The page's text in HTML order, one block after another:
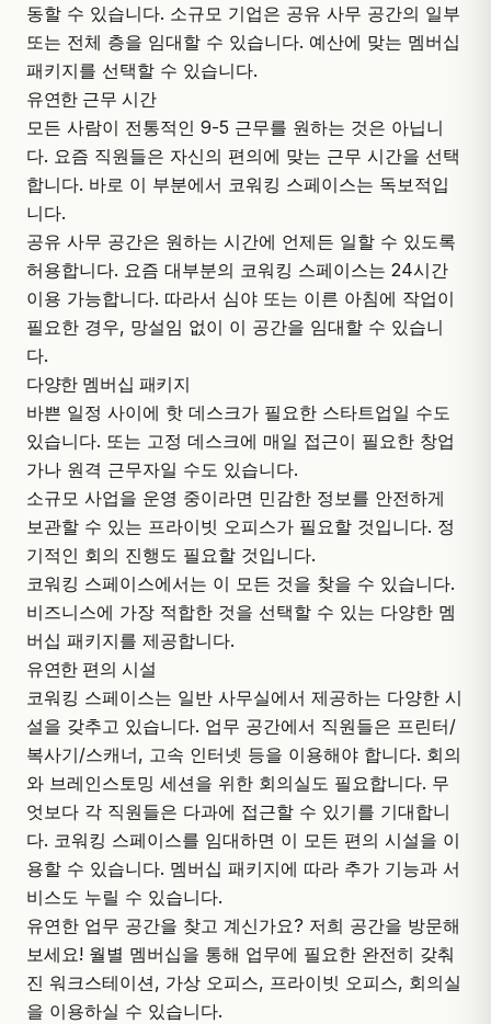
동할 수 있습니다. 소규모 기업은 공유 사무 공간의 일부
또는 전체 층을 임대할 수 있습니다. 예산에 맞는 멤버십
패키지를 선택할 수 있습니다.
유연한 근무 시간
모든 사람이 전통적인 9-5 근무를 원하는 것은 아닙니
다. 요즘 직원들은 자신의 편의에 맞는 근무 시간을 선택
합니다. 바로 이 부분에서 코워킹 스페이스는 독보적입
니다.
공유 사무 공간은 원하는 시간에 언제든 일할 수 있도록
허용합니다. 요즘 대부분의 코워킹 스페이스는 24시간
이용 가능합니다. 따라서 심야 또는 이른 아침에 작업이
필요한 경우, 망설임 없이 이 공간을 임대할 수 있습니
다.
다양한 멤버십 패키지
바쁜 일정 사이에 핫 데스크가 필요한 스타트업일 수도
있습니다. 또는 고정 데스크에 매일 접근이 필요한 창업
가나 원격 근무자일 수도 있습니다.
소규모 사업을 운영 중이라면 민감한 정보를 안전하게
보관할 수 있는 프라이빗 오피스가 필요할 것입니다. 정
기적인 회의 진행도 필요할 것입니다.
코워킹 스페이스에서는 이 모든 것을 찾을 수 있습니다.
비즈니스에 가장 적합한 것을 선택할 수 있는 다양한 멤
버십 패키지를 제공합니다.
유연한 편의 시설
코워킹 스페이스는 일반 사무실에서 제공하는 다양한 시
설을 갖추고 있습니다. 업무 공간에서 직원들은 프린터/
복사기/스캐너, 고속 인터넷 등을 이용해야 합니다. 회의
와 브레인스토밍 세션을 위한 회의실도 필요합니다. 무
엇보다 각 직원들은 다과에 접근할 수 있기를 기대합니
다. 코워킹 스페이스를 임대하면 이 모든 편의 시설을 이
용할 수 있습니다. 멤버십 패키지에 따라 추가 기능과 서
비스도 누릴 수 있습니다.
유연한 업무 공간을 찾고 계신가요? 저희 공간을 방문해
보세요! 월별 멤버십을 통해 업무에 필요한 완전히 갖춰
진 워크스테이션, 가상 오피스, 프라이빗 오피스, 회의실
을 이용하실 수 있습니다.